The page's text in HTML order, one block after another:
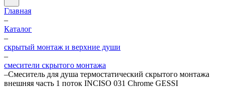
Главная
–
Каталог
–
скрытый монтаж и верхние души
–
смесители скрытого монтажа
–Смеситель для душа термостатический скрытого монтажа
внешняя часть 1 поток INCISO 031 Chrome GESSI